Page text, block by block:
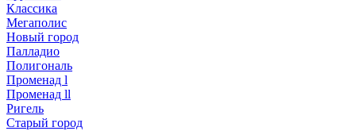
Классика
Мегаполис
Новый город
Палладио
Полигональ
Променад l
Променад ll
Ригель
Старый город